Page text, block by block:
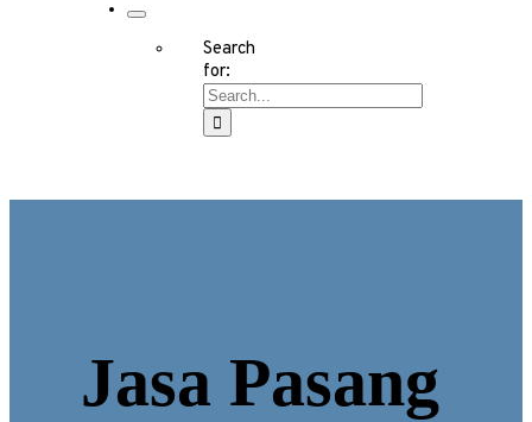
Search
for:
Jasa Pasang